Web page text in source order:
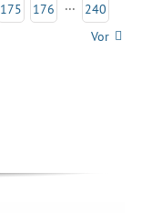
175 176 ···
240
Vor